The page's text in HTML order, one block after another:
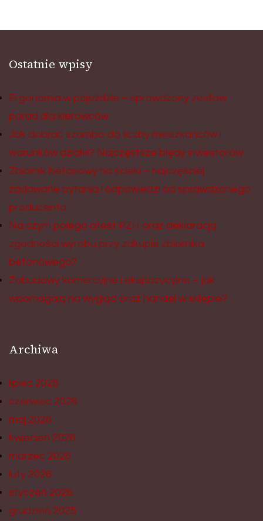
Ostatnie wpisy
Ergonomia w pojeździe – sprawdzony zestaw
porad dla kierowców
Jak dobrać szambo do liczby mieszkańców i
warunków działki? Najczęstsze błędy inwestorów.
Zbiornik betonowy na ścieki – najczęściej
zadawane pytania i odpowiedzi od sprawdzonego
producenta
Na czym polega atest PZH oraz deklaracją
zgodności wyrobu przy zakupie zbiornika
betonowego?
Zabudowy komercyjne i ekspozycyjne – jak
wpomagają na wygląd oraz handel w sklepie?
Archiwa
lipiec 2026
czerwiec 2026
maj 2026
kwiecień 2026
marzec 2026
luty 2026
styczeń 2026
grudzień 2025